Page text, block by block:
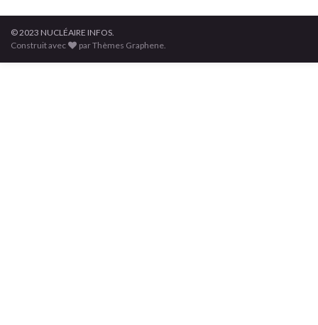
© 2023 NUCLÉAIRE INFOS.
Construit avec
par Thèmes Graphene.